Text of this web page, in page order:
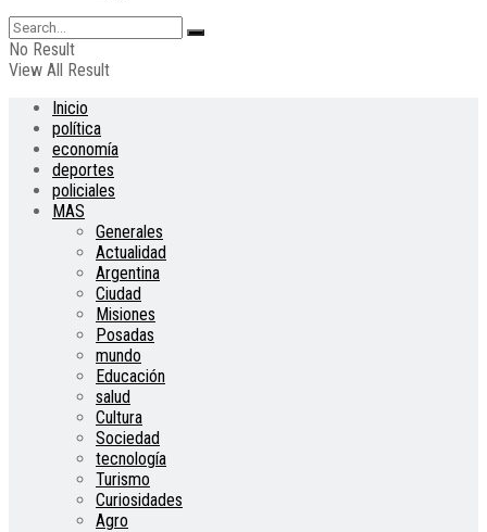
No Result
View All Result
Inicio
política
economía
deportes
policiales
MAS
Generales
Actualidad
Argentina
Ciudad
Misiones
Posadas
mundo
Educación
salud
Cultura
Sociedad
tecnología
Turismo
Curiosidades
Agro